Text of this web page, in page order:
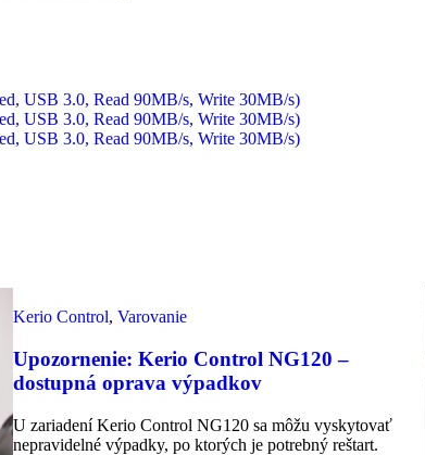
USB 3.0, Read 90MB/s, Write 30MB/s)
USB 3.0, Read 90MB/s, Write 30MB/s)
USB 3.0, Read 90MB/s, Write 30MB/s)
Kerio Control, Varovanie
Upozornenie: Kerio Control NG120 –
dostupná oprava výpadkov
U zariadení Kerio Control NG120 sa môžu vyskytovať
nepravidelné výpadky, po ktorých je potrebný reštart.